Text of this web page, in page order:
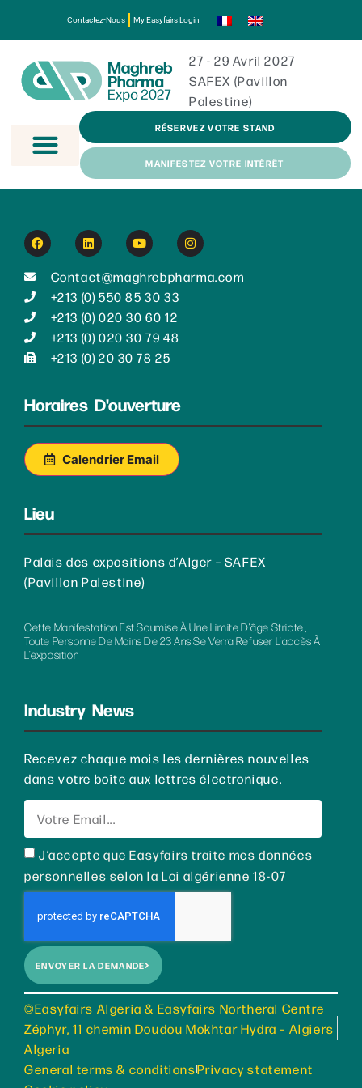
Contactez-Nous My Easyfairs Login
27 - 29 Avril 2027
SAFEX (Pavillon
Palestine)
RÉSERVEZ VOTRE STAND
MANIFESTEZ VOTRE INTÉRÊT
Contact@maghrebpharma.com
+213 (0) 550 85 30 33
+213 (0) 020 30 60 12
+213 (0) 020 30 79 48
+213 (0) 20 30 78 25
Horaires D'ouverture
Calendrier Email
Lieu
Palais des expositions d’Alger – SAFEX
(Pavillon Palestine)
Cette Manifestation Est Soumise À Une Limite D’âge Stricte ,
Toute Personne De Moins De 23 Ans Se Verra Refuser L’accès À
L’exposition
Industry News
Recevez chaque mois les dernières nouvelles
dans votre boîte aux lettres électronique.
J’accepte que Easyfairs traite mes données
personnelles selon la Loi algérienne 18-07
ENVOYER LA DEMANDE
©Easyfairs Algeria & Easyfairs Northeral Centre
Zéphyr, 11 chemin Doudou Mokhtar Hydra – Algiers
Algeria
General terms & conditionsPrivacy statement